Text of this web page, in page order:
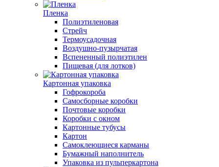
Пленка
Полиэтиленовая
Стрейч
Термоусадочная
Воздушно-пузырчатая
Вспененный полиэтилен
Пищевая (для лотков)
Картонная упаковка
Гофрокороба
Самосборные коробки
Почтовые коробки
Коробки с окном
Картонные тубусы
Картон
Самоклеющиеся карманы
Бумажный наполнитель
Упаковка из пульперкартона